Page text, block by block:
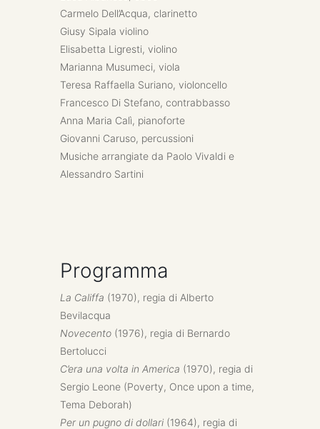
Carmelo Dell’Acqua, clarinetto
Giusy Sipala violino
Elisabetta Ligresti, violino
Marianna Musumeci, viola
Teresa Raffaella Suriano, violoncello
Francesco Di Stefano, contrabbasso
Anna Maria Calì, pianoforte
Giovanni Caruso, percussioni
Musiche arrangiate da Paolo Vivaldi e
Alessandro Sartini
Programma
La Califfa (1970), regia di Alberto
Bevilacqua
Novecento (1976), regia di Bernardo
Bertolucci
C’era una volta in America (1970), regia di
Sergio Leone (Poverty, Once upon a time,
Tema Deborah)
Per un pugno di dollari (1964), regia di